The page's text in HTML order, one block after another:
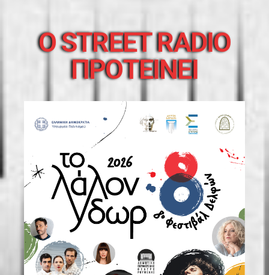
O STREET RADIO
ΠΡΟΤΕΙΝΕΙ